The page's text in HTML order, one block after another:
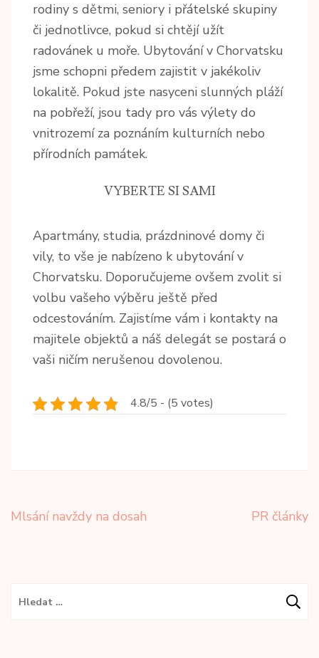
rodiny s dětmi, seniory i přátelské skupiny
či jednotlivce, pokud si chtějí užít
radovánek u moře. Ubytování v Chorvatsku
jsme schopni předem zajistit v jakékoliv
lokalitě. Pokud jste nasyceni slunných pláží
na pobřeží, jsou tady pro vás výlety do
vnitrozemí za poznáním kulturních nebo
přírodních památek.
VYBERTE SI SAMI
Apartmány, studia, prázdninové domy či
vily, to vše je nabízeno k ubytování v
Chorvatsku. Doporučujeme ovšem zvolit si
volbu vašeho výběru ještě před
odcestováním. Zajistíme vám i kontakty na
majitele objektů a náš delegát se postará o
vaši ničím nerušenou dovolenou.
4.8/5 - (5 votes)
Navigace
Mlsání navždy na dosah PR články
Vyhledávání